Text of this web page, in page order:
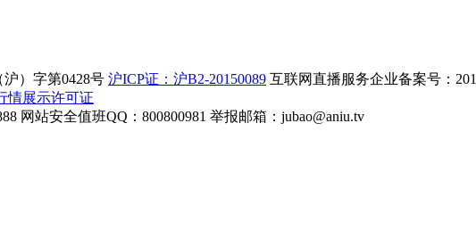
）字第0428号 沪ICP证：沪B2-20150089 互联网直播服务企业备案号：
情展示许可证
网站安全值班QQ：800800981 举报邮箱： jubao@aniu.tv